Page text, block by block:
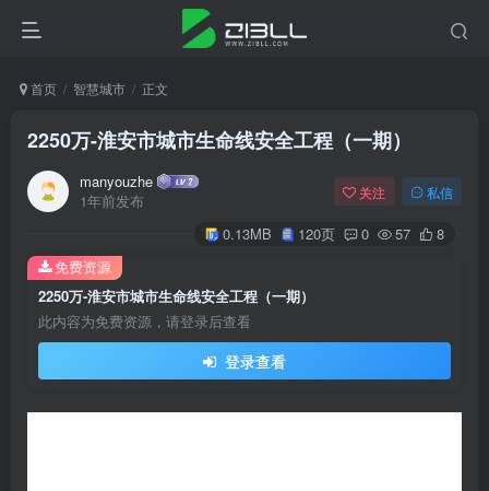
首页 智慧城市 正文
2250万-淮安市城市生命线安全工程（一期）
manyouzhe
1年前发布
关注 私信
0.13MB 120页 0 57 8
2250万-淮安市城市生命线安全工程（一期）
此内容为免费资源，请登录后查看
登录查看
免费资源